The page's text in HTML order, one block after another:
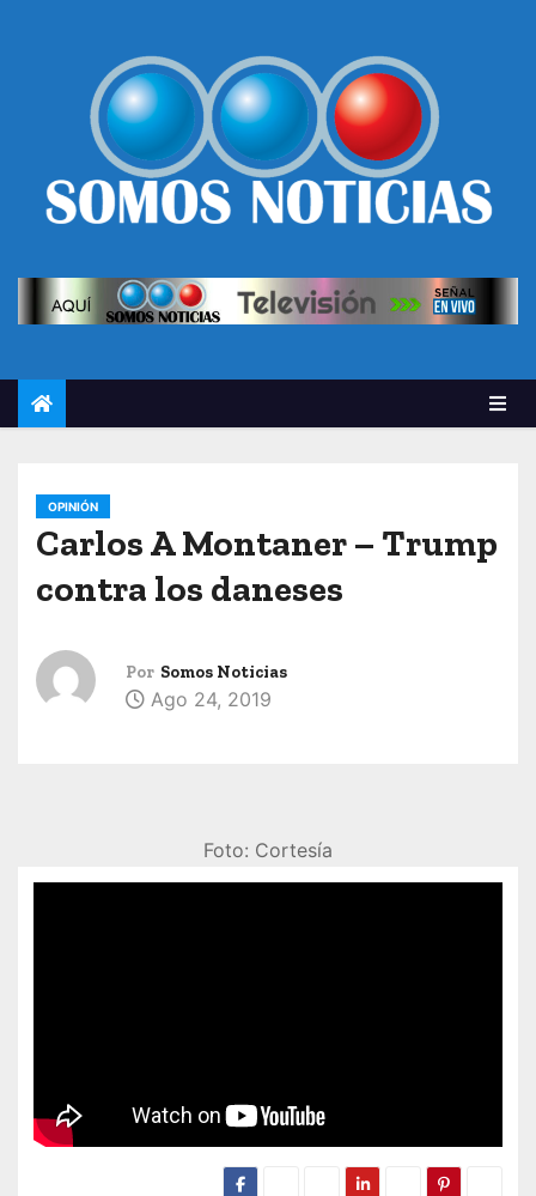
OPINIÓN
Carlos A Montaner – Trump
contra los daneses
Por Somos Noticias
Ago 24, 2019
Foto: Cortesía